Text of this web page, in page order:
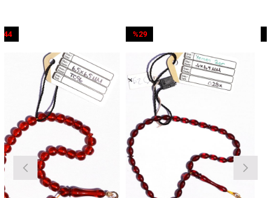
%29İndirim
%44İndirim